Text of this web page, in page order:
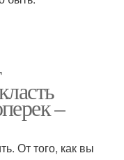
–
От того, как вы